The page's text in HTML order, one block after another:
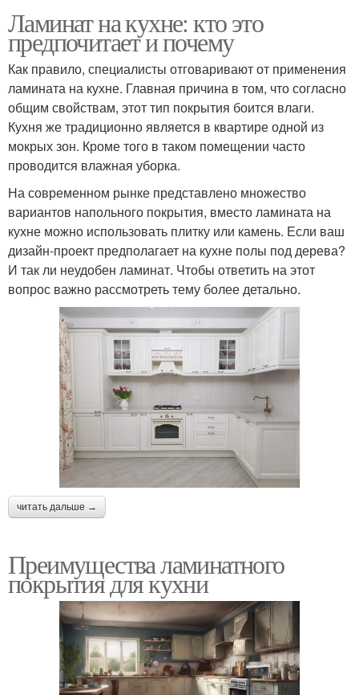
Ламинат на кухне: кто это
предпочитает и почему
Как правило, специалисты отговаривают от применения
ламината на кухне. Главная причина в том, что согласно
общим свойствам, этот тип покрытия боится влаги.
Кухня же традиционно является в квартире одной из
мокрых зон. Кроме того в таком помещении часто
проводится влажная уборка.
На современном рынке представлено множество
вариантов напольного покрытия, вместо ламината на
кухне можно использовать плитку или камень. Если ваш
дизайн-проект предполагает на кухне полы под дерева?
И так ли неудобен ламинат. Чтобы ответить на этот
вопрос важно рассмотреть тему более детально.
читать дальше →
Преимущества ламинатного
покрытия для кухни